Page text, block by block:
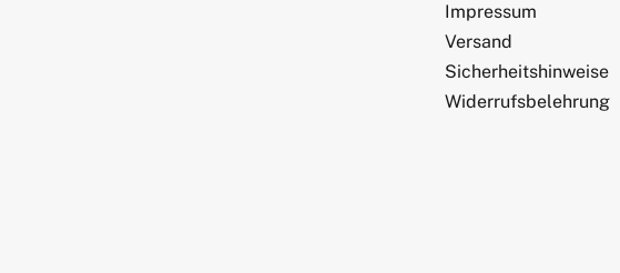
Impressum
Versand
Sicherheitshinweise
Widerrufsbelehrung